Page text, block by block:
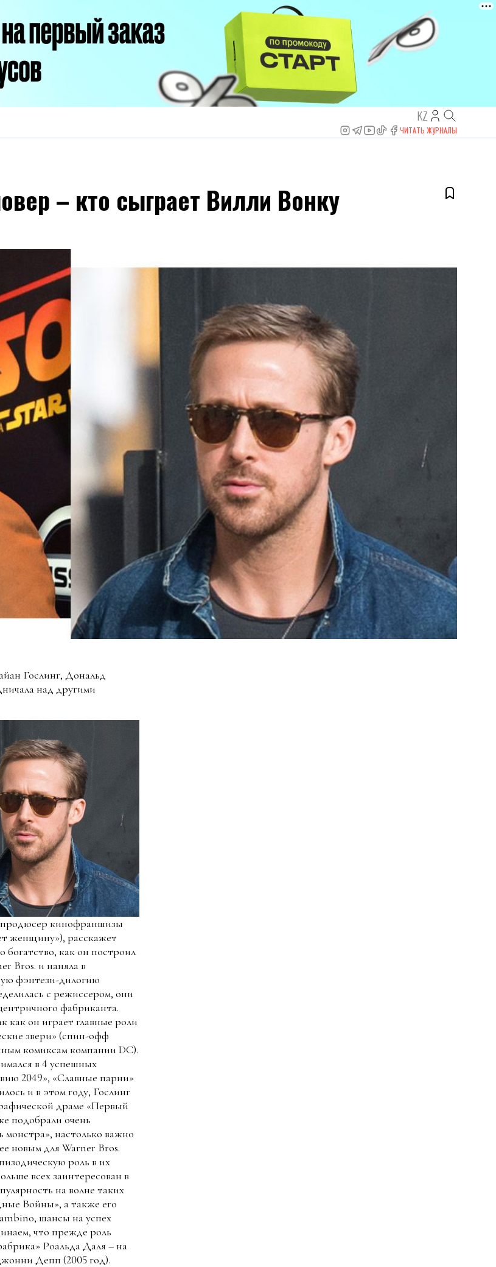
KZ
ЧИТАТЬ ЖУРНАЛЫ
– кто сыграет Вилли Вонку
Гослинг, Дональд
над другими
кинофраншизы
женщину»), расскажет
богатство, как он построил
Bros. и наняла в
фэнтези-дилогию
с режиссером, они
фабриканта.
как он играет главные роли
звери» (спин-офф
комиксам компании DC).
в 4 успешных
2049», «Славные парни»
и в этом году, Гослинг
драме «Первый
подобрали очень
настолько важно
новым для Warner Bros.
роль в их
всех заинтересован в
на волне таких
Войны», а также его
шансы на успех
что прежде роль
Роальда Даля – на
Депп (2005 год).